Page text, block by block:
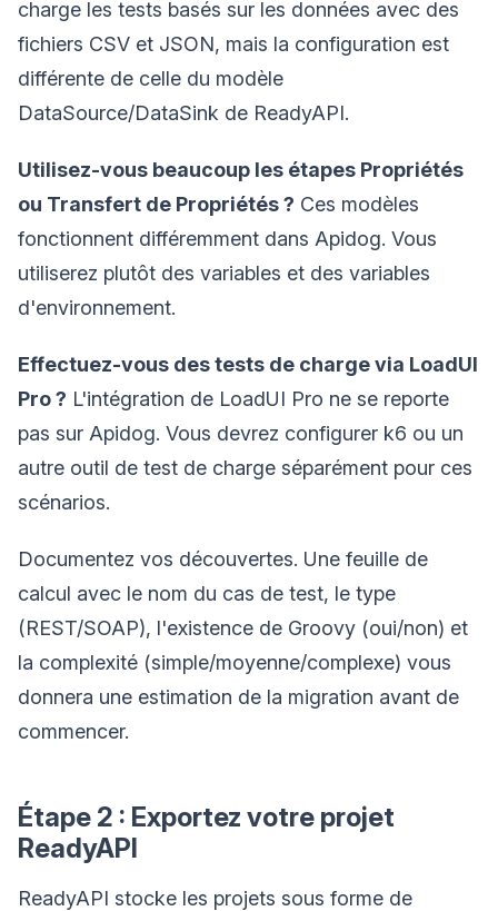
charge les tests basés sur les données avec des
fichiers CSV et JSON, mais la configuration est
différente de celle du modèle
DataSource/DataSink de ReadyAPI.
Utilisez-vous beaucoup les étapes Propriétés
ou Transfert de Propriétés ? Ces modèles
fonctionnent différemment dans Apidog. Vous
utiliserez plutôt des variables et des variables
d'environnement.
Effectuez-vous des tests de charge via LoadUI
Pro ? L'intégration de LoadUI Pro ne se reporte
pas sur Apidog. Vous devrez configurer k6 ou un
autre outil de test de charge séparément pour ces
scénarios.
Documentez vos découvertes. Une feuille de
calcul avec le nom du cas de test, le type
(REST/SOAP), l'existence de Groovy (oui/non) et
la complexité (simple/moyenne/complexe) vous
donnera une estimation de la migration avant de
commencer.
Étape 2 : Exportez votre projet
ReadyAPI
ReadyAPI stocke les projets sous forme de